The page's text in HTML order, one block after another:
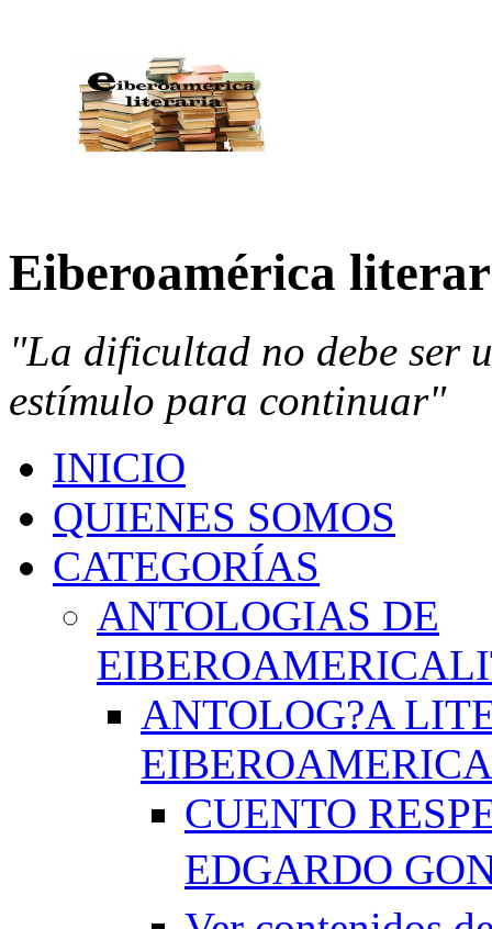
Eiberoamérica
"La dificultad no debe ser
estímulo para continuar"
INICIO
QUIENES SOMOS
CATEGORÍAS
ANTOLOGIAS DE
ANTOLOG?A
CUENTO
EDGARDO